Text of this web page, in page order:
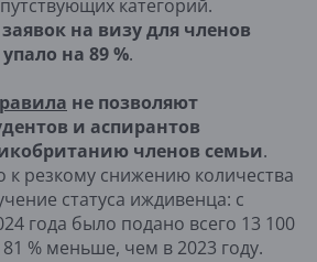
категорий.
на визу для членов
на 89 %.
не позволяют
и аспирантов
членов семьи.
к резкому снижению количества
статуса иждивенца: с
года было подано всего 13 100
% меньше, чем в 2023 году.